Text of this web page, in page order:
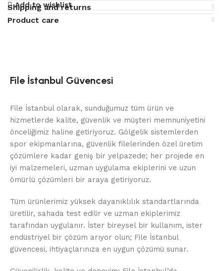
Add to wishlist
Shipping and returns
Product care
File İstanbul Güvencesi
File İstanbul olarak, sunduğumuz tüm ürün ve
hizmetlerde kalite, güvenlik ve müşteri memnuniyetini
önceliğimiz haline getiriyoruz. Gölgelik sistemlerden
spor ekipmanlarına, güvenlik filelerinden özel üretim
çözümlere kadar geniş bir yelpazede; her projede en
iyi malzemeleri, uzman uygulama ekiplerini ve uzun
ömürlü çözümleri bir araya getiriyoruz.
Tüm ürünlerimiz yüksek dayanıklılık standartlarında
üretilir, sahada test edilir ve uzman ekiplerimiz
tarafından uygulanır. İster bireysel bir kullanım, ister
endüstriyel bir çözüm arıyor olun; File İstanbul
güvencesi, ihtiyaçlarınıza en uygun çözümü sunar.